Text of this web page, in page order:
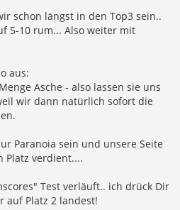
schon längst in den Top3 sein..
5-10 rum... Also weiter mit
aus:
Asche - also lassen sie uns
wir dann natürlich sofort die
Paranoia sein und unsere Seite
Platz verdient....
Test verläuft.. ich drück Dir
auf Platz 2 landest!